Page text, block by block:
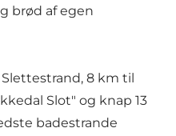
brød af egen
8 km til
Slot" og knap 13
badestrande